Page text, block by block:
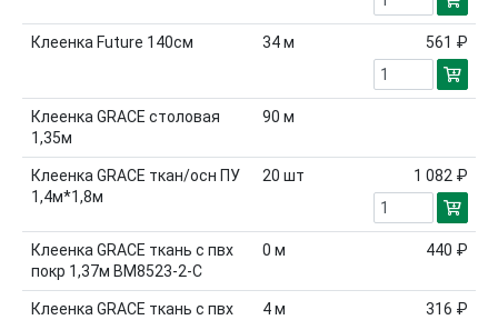
Клеенка Future 140см 34м 561 ₽
Клеенка GRACE столовая
1,35м
90 м
Клеенка GRACE ткан/осн ПУ
1,4м*1,8м
20 шт 1 082 ₽
Клеенка GRACE ткань с пвх
покр 1,37м BM8523-2-C
0 м 440 ₽
Клеенка GRACE ткань с пвх
4м 316 ₽